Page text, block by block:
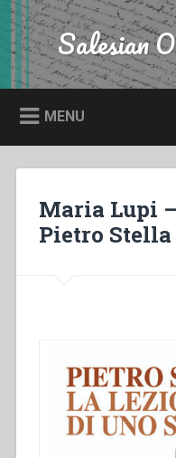
Skip
to
content
Search Salesian
MENU
Maria Lupi
Pietro Stella